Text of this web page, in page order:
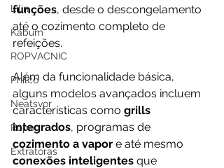
Lilin
Kabum
ROPVACNIC
Philco
Neatsvor
Ropo
Extratoras
funções, desde o descongelamento
até o cozimento completo de
refeições.
Além da funcionalidade básica,
alguns modelos avançados incluem
características como grills
integrados, programas de
cozimento a vapor e até mesmo
conexões inteligentes que